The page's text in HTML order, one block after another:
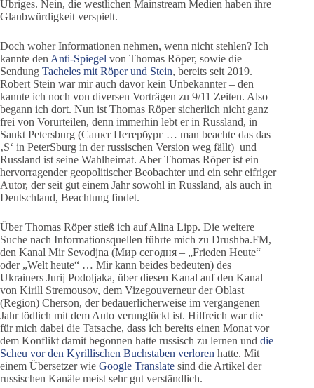
Übriges. Nein, die westlichen Mainstream Medien haben ihre
Glaubwürdigkeit verspielt.
Doch woher Informationen nehmen, wenn nicht stehlen? Ich
kannte den Anti-Spiegel von Thomas Röper, sowie die
Sendung Tacheles mit Röper und Stein, bereits seit 2019.
Robert Stein war mir auch davor kein Unbekannter – den
kannte ich noch von diversen Vorträgen zu 9/11 Zeiten. Also
begann ich dort. Nun ist Thomas Röper sicherlich nicht ganz
frei von Vorurteilen, denn immerhin lebt er in Russland, in
Sankt Petersburg (Санкт Петербург … man beachte das das
‚S‘ in PeterSburg in der russischen Version weg fällt) und
Russland ist seine Wahlheimat. Aber Thomas Röper ist ein
hervorragender geopolitischer Beobachter und ein sehr eifriger
Autor, der seit gut einem Jahr sowohl in Russland, als auch in
Deutschland, Beachtung findet.
Über Thomas Röper stieß ich auf Alina Lipp. Die weitere
Suche nach Informationsquellen führte mich zu Drushba.FM,
den Kanal Mir Sevodjna (Мир сегодня – „Frieden Heute“
oder „Welt heute“ … Mir kann beides bedeuten) des
Ukrainers Jurij Podoljaka, über diesen Kanal auf den Kanal
von Kirill Stremousov, dem Vizegouverneur der Oblast
(Region) Cherson, der bedauerlicherweise im vergangenen
Jahr tödlich mit dem Auto verunglückt ist. Hilfreich war die
für mich dabei die Tatsache, dass ich bereits einen Monat vor
dem Konflikt damit begonnen hatte russisch zu lernen und die
Scheu vor den Kyrillischen Buchstaben verloren hatte. Mit
einem Übersetzer wie Google Translate sind die Artikel der
russischen Kanäle meist sehr gut verständlich.